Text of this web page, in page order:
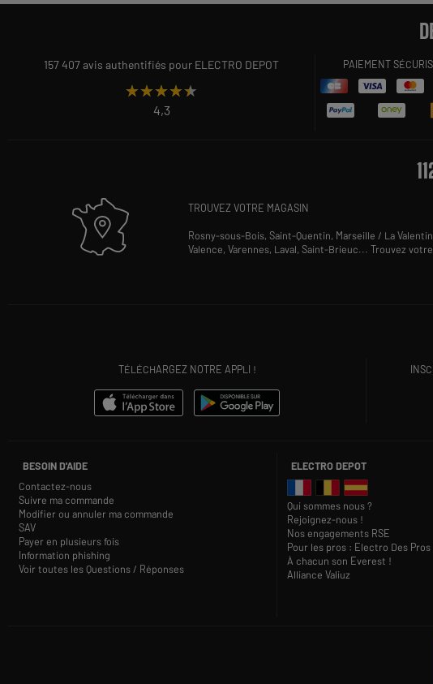
157 407 avis authentifiés pour ELECTRO DEPOT
★★★★★
★★★★★
4,3
PAIEMENT
TROUVEZ VOTRE MAGASIN
Rosny-sous-Bois,Saint-Quentin, Marseille / La
Valence,Varennes, Laval,Saint-Brieuc...Trouvez
TÉLÉCHARGEZ NOTRE APPLI !
BESOIN D'AIDE
Contactez-nous
Suivre ma commande
Modifier ou annuler ma commande
SAV
Payer en plusieurs fois
Information phishing
Voir toutes les Questions / Réponses
ELECTRO DEPOT
Qui sommes nous ?
Rejoignez-nous !
Nos engagements RSE
Pour les pros : Electro Des Pros
À chacun son Everest !
Alliance Valiuz